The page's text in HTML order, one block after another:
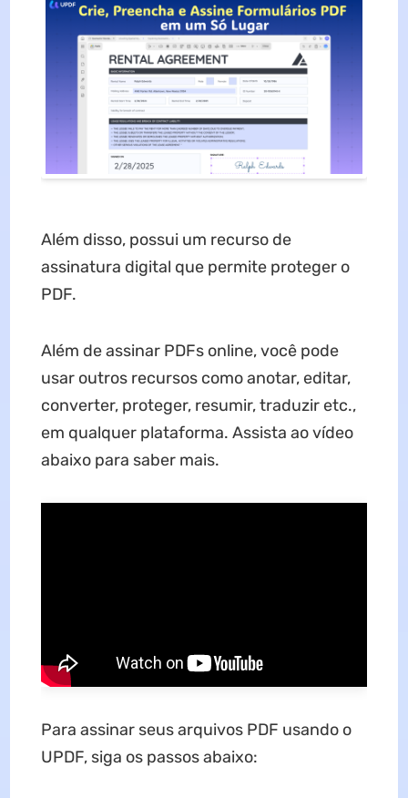
Além disso, possui um recurso de
assinatura digital que permite proteger o
PDF.
Além de assinar PDFs online, você pode
usar outros recursos como anotar, editar,
converter, proteger, resumir, traduzir etc.,
em qualquer plataforma. Assista ao vídeo
abaixo para saber mais.
Para assinar seus arquivos PDF usando o
UPDF, siga os passos abaixo: